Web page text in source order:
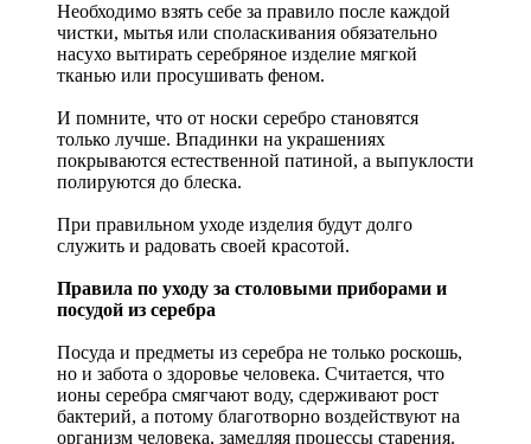
Необходимо взять себе за правило после каждой
чистки, мытья или споласкивания обязательно
насухо вытирать серебряное изделие мягкой
тканью или просушивать феном.
И помните, что от носки серебро становятся
только лучше. Впадинки на украшениях
покрываются естественной патиной, а выпуклости
полируются до блеска.
При правильном уходе изделия будут долго
служить и радовать своей красотой.
Правила по уходу за столовыми приборами и
посудой из серебра
Посуда и предметы из серебра не только роскошь,
но и забота о здоровье человека. Считается, что
ионы серебра смягчают воду, сдерживают рост
бактерий, а потому благотворно воздействуют на
организм человека, замедляя процессы старения.